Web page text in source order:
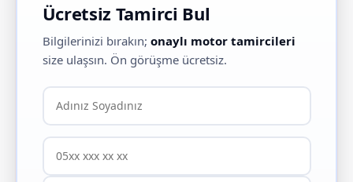
Ücretsiz Tamirci Bul
Bilgilerinizi bırakın; onaylı motor tamircileri
size ulaşsın. Ön görüşme ücretsiz.